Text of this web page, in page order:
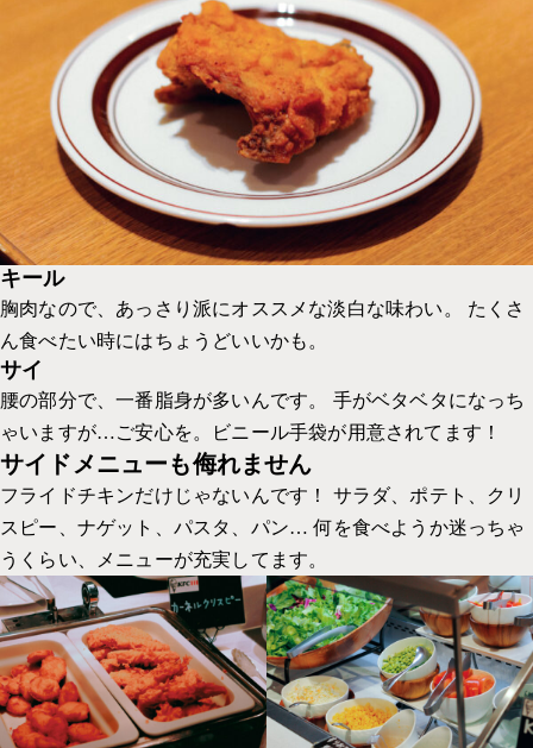
キール
胸肉なので、あっさり派にオススメな淡白な味わい。 たくさ
ん食べたい時にはちょうどいいかも。
サイ
腰の部分で、一番脂身が多いんです。 手がベタベタになっち
ゃいますが…ご安心を。ビニール手袋が用意されてます！
サイドメニューも侮れません
フライドチキンだけじゃないんです！ サラダ、ポテト、クリ
スピー、ナゲット、パスタ、パン… 何を食べようか迷っちゃ
うくらい、メニューが充実してます。